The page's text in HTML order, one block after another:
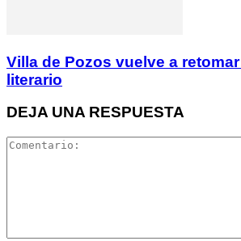
Villa de Pozos vuelve a
literario
DEJA UNA RESPUESTA